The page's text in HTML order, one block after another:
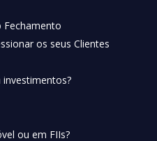
Fechamento
os seus Clientes
ou em FIIs?